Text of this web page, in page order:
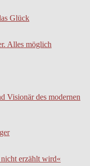
Glück
Alles möglich
Visionär des modernen
erzählt wird«